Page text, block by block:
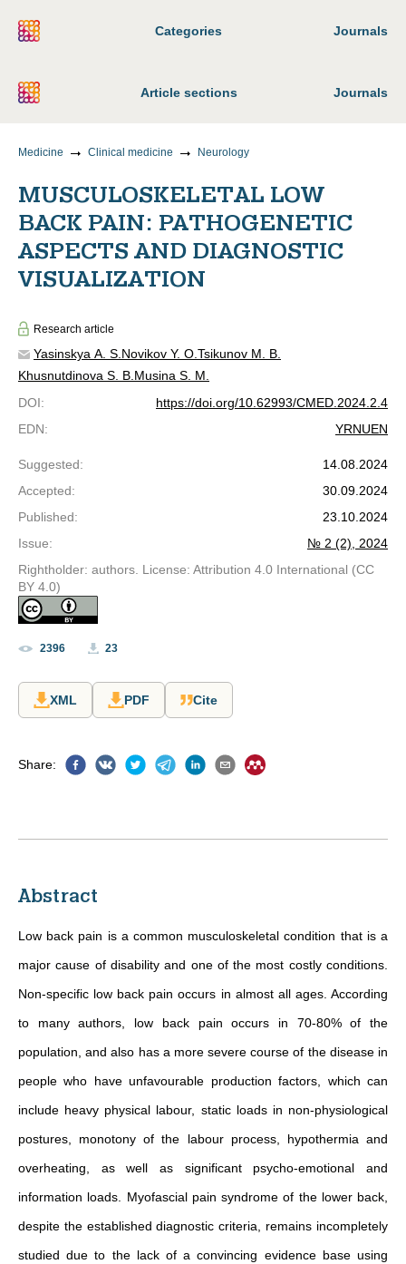
Categories Journals
Article sections Journals
Medicine Clinical medicine Neurology
MUSCULOSKELETAL LOW
BACK PAIN: PATHOGENETIC
ASPECTS AND DIAGNOSTIC
VISUALIZATION
Research article
Yasinskya A. S. Novikov Y. O. Tsikunov M. B.
Khusnutdinova S. B. Musina S. M.
DOI:
https://doi.org/10.62993/CMED.2024.2.4
EDN: YRNUEN
Suggested:
14.08.2024
Accepted:
30.09.2024
Published:
23.10.2024
Issue:
№ 2 (2), 2024
Rightholder: authors. License: Attribution 4.0 International (CC
BY 4.0)
2396 23
XML PDF Cite
Share:
Abstract
Low back pain is a common musculoskeletal condition that is a
major cause of disability and one of the most costly conditions.
Non-specific low back pain occurs in almost all ages. According
to many authors, low back pain occurs in 70-80% of the
population, and also has a more severe course of the disease in
people who have unfavourable production factors, which can
include heavy physical labour, static loads in non-physiological
postures, monotony of the labour process, hypothermia and
overheating, as well as significant psycho-emotional and
information loads. Myofascial pain syndrome of the lower back,
despite the established diagnostic criteria, remains incompletely
studied due to the lack of a convincing evidence base using